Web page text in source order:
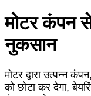
मोटर कंपन
नुकसान
मोटर द्वारा उत्पन्न
को छोटा कर देगा,